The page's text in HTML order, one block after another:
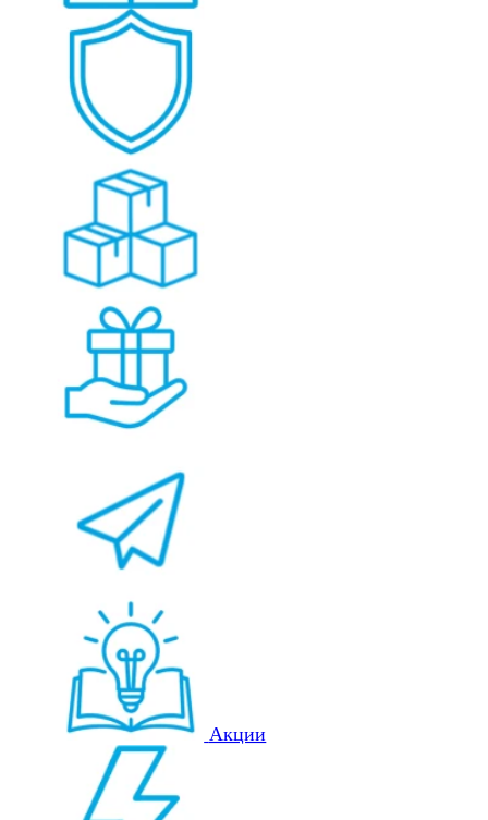
Акции